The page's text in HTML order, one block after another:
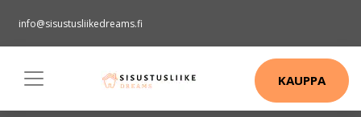
info@sisustusliikedreams.fi
KAUPPA